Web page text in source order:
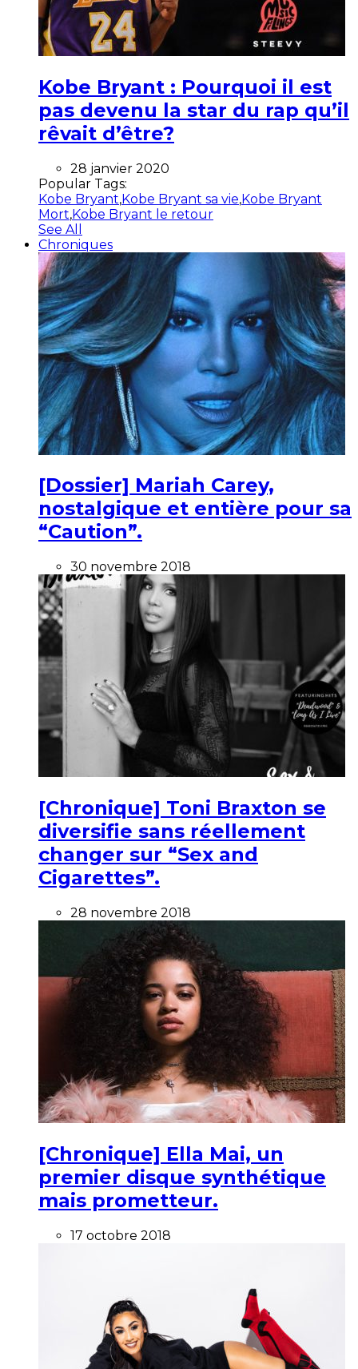
Kobe Bryant : Pourquoi il est
pas devenu la star du rap qu’il
rêvait d’être?
28 janvier 2020
Popular Tags:
Kobe Bryant,Kobe Bryant sa vie,Kobe Bryant
Mort,Kobe Bryant le retour
See All
Chroniques
[Dossier] Mariah Carey,
nostalgique et entière pour sa
“Caution”.
30 novembre 2018
[Chronique] Toni Braxton se
diversifie sans réellement
changer sur “Sex and
Cigarettes”.
28 novembre 2018
[Chronique] Ella Mai, un
premier disque synthétique
mais prometteur.
17 octobre 2018